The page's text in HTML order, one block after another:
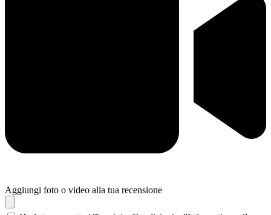
Aggiungi foto o video alla tua recensione